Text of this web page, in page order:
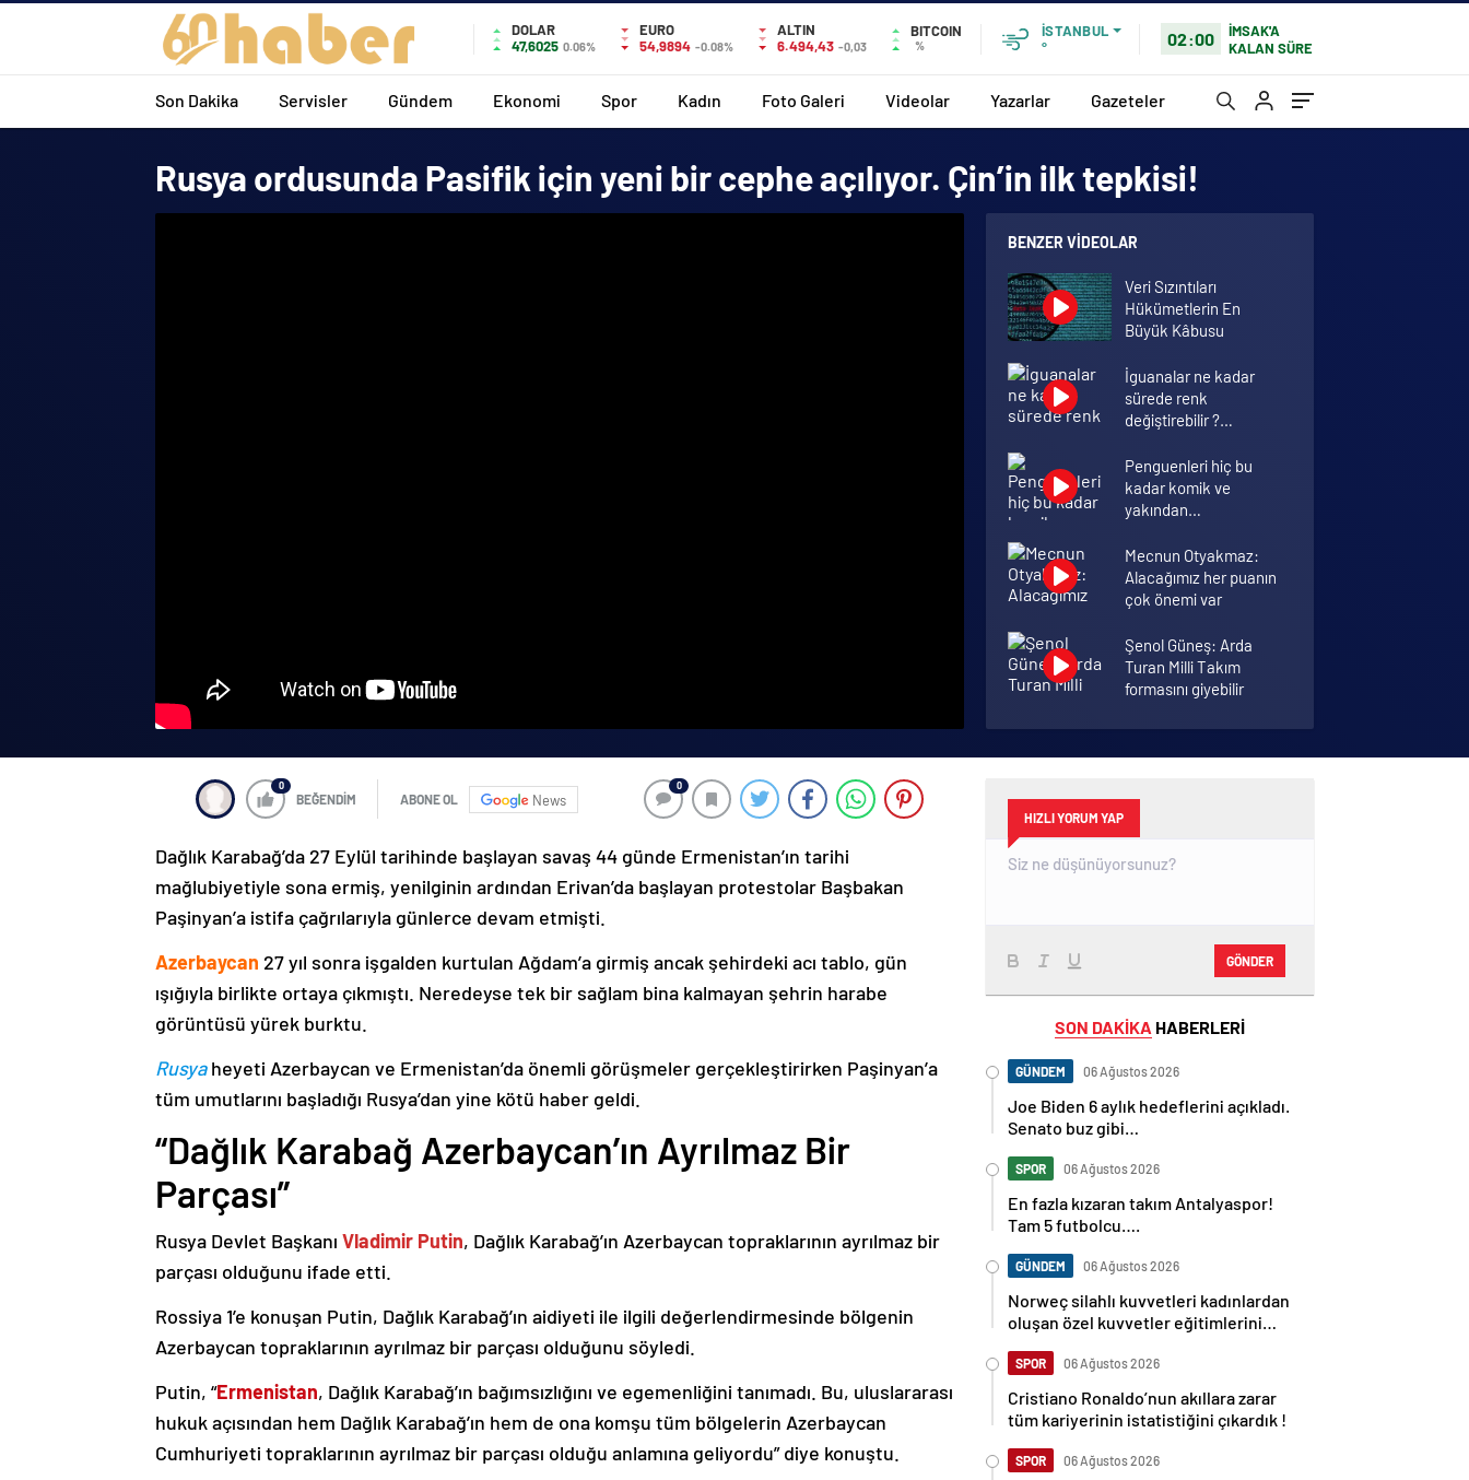
DOLAR
47,6025 0.06%
EURO
54,9894 -0.08%
ALTIN
6.494,43 -0,03
BITCOIN
%
İSTANBUL
°
02:00
İMSAK'A
KALAN SÜRE
Son Dakika Servisler Gündem Ekonomi Spor Kadın Foto Galeri Videolar Yazarlar Gazeteler
Rusya ordusunda Pasifik için yeni bir cephe açılıyor. Çin’in ilk tepkisi!
BENZER VIDEOLAR
Veri Sızıntıları
Hükümetlerin En
Büyük Kâbusu
İguanalar ne kadar
sürede renk
değiştirebilir ?
Penguenleri hiç bu
kadar komik ve
yakından
Mecnun Otyakmaz:
Alacağımız her puanın
çok önemi var
Şenol Güneş: Arda
Turan Milli Takım
formasını giyebilir
İkinci dalganın
yaşandığı Bursa’da
0
BEĞENDİM ABONE OL News
0
Dağlık Karabağ’da 27 Eylül tarihinde başlayan savaş 44 günde Ermenistan’ın tarihi
mağlubiyetiyle sona ermiş, yenilginin ardından Erivan’da başlayan protestolar Başbakan
Paşinyan’a istifa çağrılarıyla günlerce devam etmişti.
Azerbaycan 27 yıl sonra işgalden kurtulan Ağdam’a girmiş ancak şehirdeki acı tablo, gün
ışığıyla birlikte ortaya çıkmıştı. Neredeyse tek bir sağlam bina kalmayan şehrin harabe
görüntüsü yürek burktu.
Rusyaheyeti Azerbaycan ve Ermenistan’da önemli görüşmeler gerçekleştirirken Paşinyan’a
tüm umutlarını başladığı Rusya’dan yine kötü haber geldi.
“Dağlık Karabağ Azerbaycan’ın Ayrılmaz Bir
Parçası”
Rusya Devlet Başkanı Vladimir Putin, Dağlık Karabağ’ın Azerbaycan topraklarının ayrılmaz bir
parçası olduğunu ifade etti.
Rossiya 1’e konuşan Putin, Dağlık Karabağ’ın aidiyeti ile ilgili değerlendirmesinde bölgenin
Azerbaycan topraklarının ayrılmaz bir parçası olduğunu söyledi.
Putin, “Ermenistan, Dağlık Karabağ’ın bağımsızlığını ve egemenliğini tanımadı. Bu, uluslararası
hukuk açısından hem Dağlık Karabağ’ın hem de ona komşu tüm bölgelerin Azerbaycan
Cumhuriyeti topraklarının ayrılmaz bir parçası olduğu anlamına geliyordu” diye konuştu.
HIZLI YORUM YAP
GÖNDER
SON DAKİKA HABERLERİ
GÜNDEM 06 Ağustos 2026
Joe Biden 6 aylık hedeflerini açıkladı.
Senato buz gibi…
SPOR 06 Ağustos 2026
En fazla kızaran takım Antalyaspor!
Tam 5 futbolcu….
GÜNDEM 06 Ağustos 2026
Norweç silahlı kuvvetleri kadınlardan
oluşan özel kuvvetler eğitimlerini
SPOR 06 Ağustos 2026
Cristiano Ronaldo’nun akıllara zarar
tüm kariyerinin istatistiğini çıkardık !
SPOR 06 Ağustos 2026